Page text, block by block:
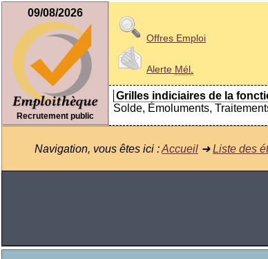
09/08/2026
Recrutement public
Offres Emploi
Alerte Mél.
Grilles indiciaires de la
Solde, Émoluments,
Navigation, vous êtes ici :Accueil ➜Liste des